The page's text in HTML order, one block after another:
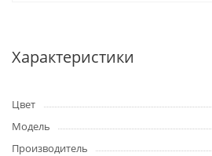
Характеристики
Цвет
Модель
Производитель